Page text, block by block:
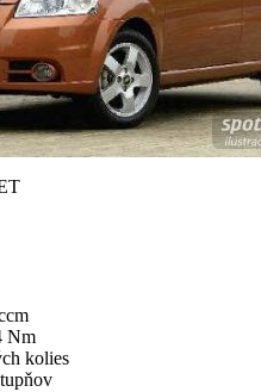
Nm
kolies